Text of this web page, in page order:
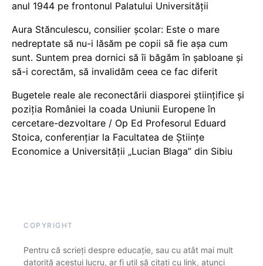
anul 1944 pe frontonul Palatului Universității
Aura Stănculescu, consilier școlar: Este o mare
nedreptate să nu-i lăsăm pe copii să fie așa cum
sunt. Suntem prea dornici să îi băgăm în șabloane și
să-i corectăm, să invalidăm ceea ce fac diferit
Bugetele reale ale reconectării diasporei științifice și
poziția României la coada Uniunii Europene în
cercetare-dezvoltare / Op Ed Profesorul Eduard
Stoica, conferențiar la Facultatea de Științe
Economice a Universității „Lucian Blaga” din Sibiu
COPYRIGHT
Pentru că scrieți despre educație, sau cu atât mai mult
datorită acestui lucru, ar fi util să citați cu link, atunci